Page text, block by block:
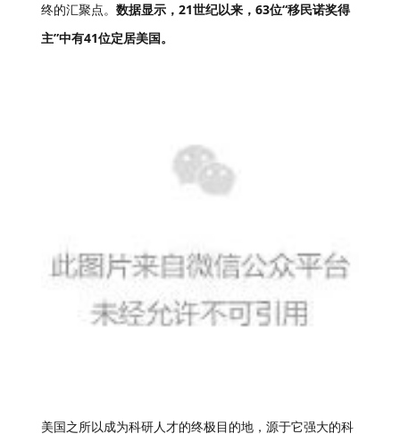
终的汇聚点。 数据显示，21世纪以来，63位“移民诺奖得
主”中有41位定居美国。
美国之所以成为科研人才的终极目的地，源于它强大的科